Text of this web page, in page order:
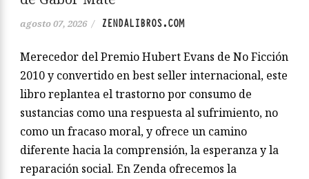
agosto 07, 2026 / ZENDALIBROS.COM
Merecedor del Premio Hubert Evans de No Ficción
2010 y convertido en best seller internacional, este
libro replantea el trastorno por consumo de
sustancias como una respuesta al sufrimiento, no
como un fracaso moral, y ofrece un camino
diferente hacia la comprensión, la esperanza y la
reparación social. En Zenda ofrecemos la